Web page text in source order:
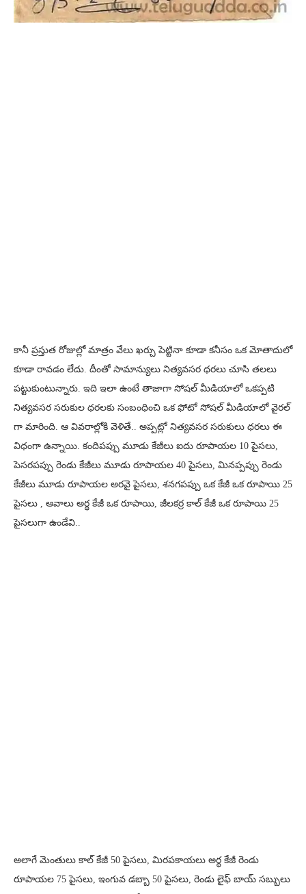
కానీ ప్రస్తుత రోజుల్లో మాత్రం వేలు ఖర్చు పెట్టినా కూడా కనీసం ఒక మోతాదులో
కూడా రావడం లేదు. దీంతో సామాన్యులు నిత్యవసర ధరలు చూసి తలలు
పట్టుకుంటున్నారు. ఇది ఇలా ఉంటే తాజాగా సోషల్ మీడియాలో ఒకప్పటి
నిత్యవసర సరుకుల ధరలకు సంబంధించి ఒక ఫోటో సోషల్ మీడియాలో వైరల్
గా మారింది. ఆ వివరాల్లోకి వెళితే.. అప్పట్లో నిత్యవసర సరుకులు ధరలు ఈ
విధంగా ఉన్నాయి. కందిపప్పు మూడు కేజీలు ఐదు రూపాయల 10 పైసలు,
పెసరపప్పు రెండు కేజీలు మూడు రూపాయల 40 పైసలు, మినప్పప్పు రెండు
కేజీలు మూడు రూపాయల అరవై పైసలు, శనగపప్పు ఒక కేజీ ఒక రూపాయి 25
పైసలు , ఆవాలు అర్థ కేజీ ఒక రూపాయి, జీలకర్ర కాల్ కేజీ ఒక రూపాయి 25
పైసలుగా ఉండేవి..
అలాగే మెంతులు కాల్ కేజీ 50 పైసలు, మిరపకాయలు అర్థ కేజీ రెండు
రూపాయల 75 పైసలు, ఇంగువ డబ్బా 50 పైసలు, రెండు లైఫ్ బాయ్ సబ్బులు